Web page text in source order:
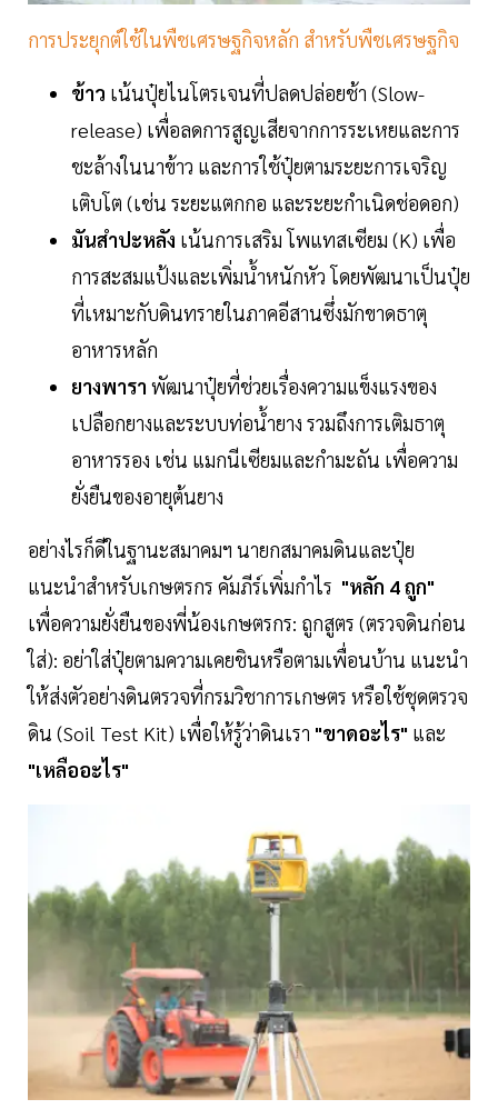
การประยุกต์ใช้ในพืชเศรษฐกิจหลัก สำหรับพืชเศรษฐกิจ
ข้าว เน้นปุ๋ยไนโตรเจนที่ปลดปล่อยช้า (Slow-
release) เพื่อลดการสูญเสียจากการระเหยและการ
ชะล้างในนาข้าว และการใช้ปุ๋ยตามระยะการเจริญ
เติบโต (เช่น ระยะแตกกอ และระยะกำเนิดช่อดอก)
มันสำปะหลัง เน้นการเสริม โพแทสเซียม (K) เพื่อ
การสะสมแป้งและเพิ่มน้ำหนักหัว โดยพัฒนาเป็นปุ๋ย
ที่เหมาะกับดินทรายในภาคอีสานซึ่งมักขาดธาตุ
อาหารหลัก
ยางพารา พัฒนาปุ๋ยที่ช่วยเรื่องความแข็งแรงของ
เปลือกยางและระบบท่อน้ำยาง รวมถึงการเติมธาตุ
อาหารรอง เช่น แมกนีเซียมและกำมะถัน เพื่อความ
ยั่งยืนของอายุต้นยาง
อย่างไรก็ดีในฐานะสมาคมฯ นายกสมาคมดินและปุ๋ย
แนะนำสำหรับเกษตรกร คัมภีร์เพิ่มกำไร "หลัก 4 ถูก"
เพื่อความยั่งยืนของพี่น้องเกษตรกร: ถูกสูตร (ตรวจดินก่อน
ใส่): อย่าใส่ปุ๋ยตามความเคยชินหรือตามเพื่อนบ้าน แนะนำ
ให้ส่งตัวอย่างดินตรวจที่กรมวิชาการเกษตร หรือใช้ชุดตรวจ
ดิน (Soil Test Kit) เพื่อให้รู้ว่าดินเรา "ขาดอะไร" และ
"เหลืออะไร"